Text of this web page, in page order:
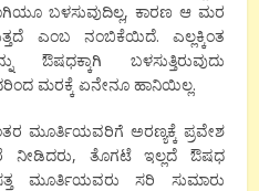
ಬಳಸುವುದಿಲ್ಲ, ಕಾರಣ ಆ ಮರ
ಎಂಬ ನಂಬಿಕೆಯಿದೆ. ಎಲ್ಲಕ್ಕಿಂತ
ಬಳಸುತ್ತಿರುವುದು
ಮರಕ್ಕೆ ಏನೇನೂ ಹಾನಿಯಿಲ್ಲ.
ಮೂರ್ತಿಯವರಿಗೆ ಅರಣ್ಯಕ್ಕೆ ಪ್ರವೇಶ
ನೀಡಿದರು, ತೊಗಟೆ ಇಲ್ಲದೆ ಔಷಧ
ಮೂರ್ತಿಯವರು ಸರಿ ಸುಮಾರು